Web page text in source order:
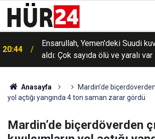
20:44
Ensarullah, Yemen'deki Suudi
aldı: Çok sayıda ölü ve yaralı var
Anasayfa
Mardin’de biçerdöverden
yol açtığı yangında 4 ton saman zarar gördü
Mardin’de biçerdöverden